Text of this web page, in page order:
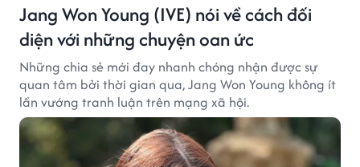
Jang Won Young (IVE) nói về cách đối
diện với những chuyện oan ức
Những chia sẻ mới đay nhanh chóng nhận được sự
quan tâm bởi thời gian qua, Jang Won Young không ít
lần vướng tranh luận trên mạng xã hội.